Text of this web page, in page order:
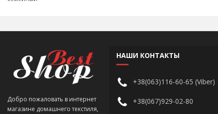
Добро пожаловать в интернет
магазине домашнего текстиля,
НАШИ КОНТАКТЫ
+38(063)116-60-65 (Viber)
+38(067)929-02-80